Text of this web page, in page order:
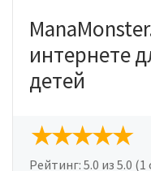
интернете
детей
Рейтинг: 5.0 из 5.0